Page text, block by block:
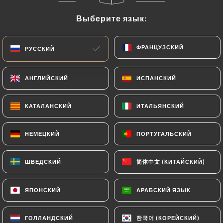
Выберите язык:
РУССКИЙ ФРАНЦУЗСКИЙ
АНГЛИЙСКИЙ ИСПАНСКИЙ
КАТАЛАНСКИЙ ИТАЛЬЯНСКИЙ
НЕМЕЦКИЙ ПОРТУГАЛЬСКИЙ
ШВЕДСКИЙ 简体中文 (КИТАЙСКИЙ)
ЯПОНСКИЙ АРАБСКИЙ ЯЗЫК
ГОЛЛАНДСКИЙ 한국어 (КОРЕЙСКИЙ)
/ СВЯЗАТЬСЯ С НАМИ
Связаться С Нами
La Popotiere
Выберите язык:
РУССКИЙ ФРАНЦУЗСКИЙ
АНГЛИЙСКИЙ ИСПАНСКИЙ
КАТАЛАНСКИЙ ИТАЛЬЯНСКИЙ
НЕМЕЦКИЙ ПОРТУГАЛЬСКИЙ
ШВЕДСКИЙ 简体中文 (КИТАЙСКИЙ)
ЯПОНСКИЙ АРАБСКИЙ ЯЗЫК
ГОЛЛАНДСКИЙ 한국어 (КОРЕЙСКИЙ)